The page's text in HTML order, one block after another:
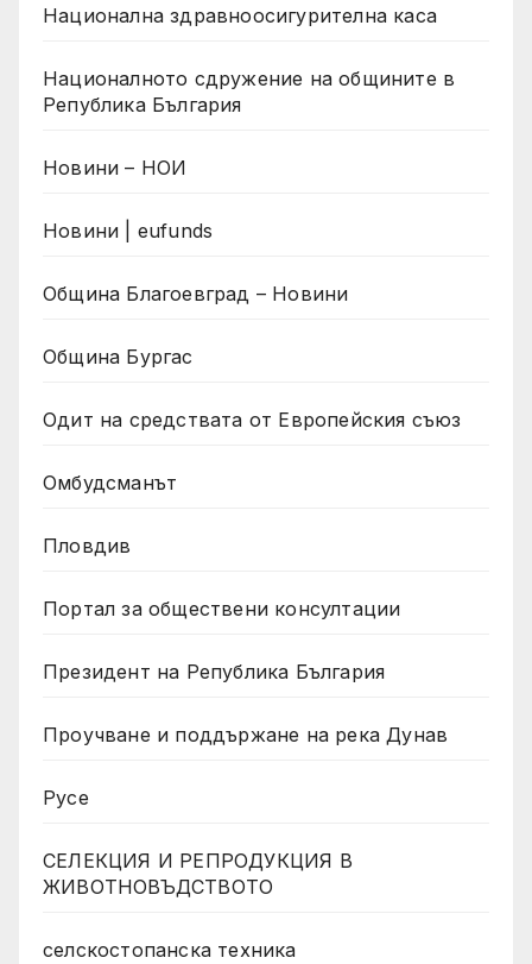
Национална здравноосигурителна каса
Националното сдружение на общините в
Република България
Новини – НОИ
Новини | eufunds
Община Благоевград – Новини
Община Бургас
Одит на средствата от Европейския съюз
Омбудсманът
Пловдив
Портал за обществени консултации
Президент на Република България
Проучване и поддържане на река Дунав
Русе
СЕЛЕКЦИЯ И РЕПРОДУКЦИЯ В
ЖИВОТНОВЪДСТВОТО
селскостопанска техника